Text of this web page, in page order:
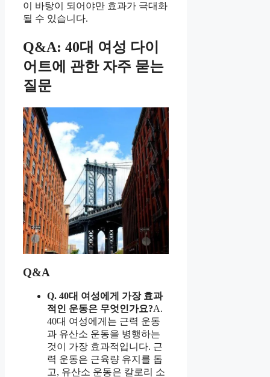
이 바탕이 되어야만 효과가 극대화
될 수 있습니다.
Q&A: 40대 여성 다이
어트에 관한 자주 묻는
질문
Q&A
Q. 40대 여성에게 가장 효과
적인 운동은 무엇인가요?A.
40대 여성에게는 근력 운동
과 유산소 운동을 병행하는
것이 가장 효과적입니다. 근
력 운동은 근육량 유지를 돕
고, 유산소 운동은 칼로리 소